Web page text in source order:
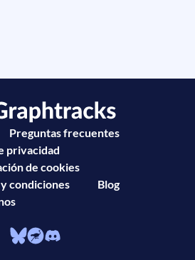
Preguntas frecuentes
privacidad
de cookies
condiciones
Blog